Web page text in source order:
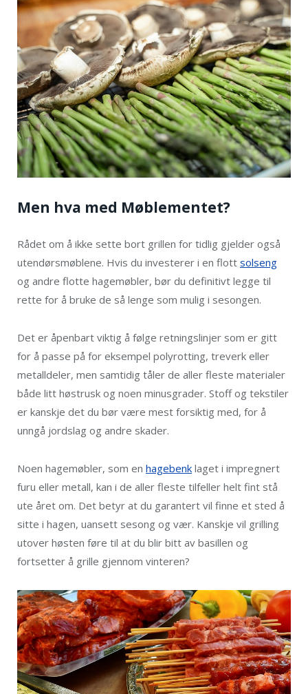
Men hva med Møblementet?
Rådet om å ikke sette bort grillen for tidlig gjelder også
utendørsmøblene. Hvis du investerer i en flott solseng
og andre flotte hagemøbler, bør du definitivt legge til
rette for å bruke de så lenge som mulig i sesongen.
Det er åpenbart viktig å følge retningslinjer som er gitt
for å passe på for eksempel polyrotting, treverk eller
metalldeler, men samtidig tåler de aller fleste materialer
både litt høstrusk og noen minusgrader. Stoff og tekstiler
er kanskje det du bør være mest forsiktig med, for å
unngå jordslag og andre skader.
Noen hagemøbler, som en hagebenk laget i impregnert
furu eller metall, kan i de aller fleste tilfeller helt fint stå
ute året om. Det betyr at du garantert vil finne et sted å
sitte i hagen, uansett sesong og vær. Kanskje vil grilling
utover høsten føre til at du blir bitt av basillen og
fortsetter å grille gjennom vinteren?